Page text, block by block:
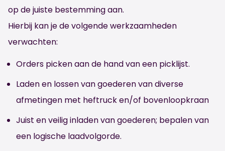
op de juiste bestemming aan.
Hierbij kan je de volgende werkzaamheden
verwachten:
Orders picken aan de hand van een picklijst.
Laden en lossen van goederen van diverse
afmetingen met heftruck en/of bovenloopkraan
Juist en veilig inladen van goederen; bepalen van
een logische laadvolgorde.